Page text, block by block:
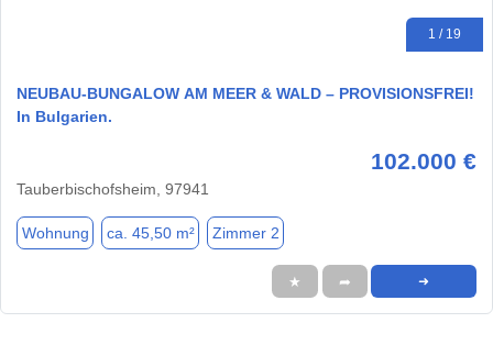
1 / 19
​NEUBAU-BUNGALOW AM MEER & WALD – PROVISIONSFREI!
In Bulgarien.
102.000 €
Tauberbischofsheim, 97941
Wohnung ca. 45,50 m² Zimmer 2
★ ➦ ➜